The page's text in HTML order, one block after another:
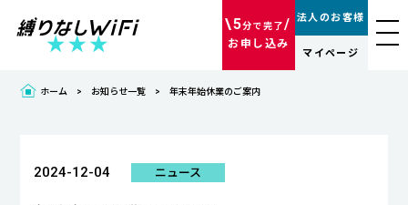
\5分で完了/
お申し込み
法人のお客様
マイページ
ホーム お知らせ一覧 年末年始休業のご案内
2024-12-04 ニュース